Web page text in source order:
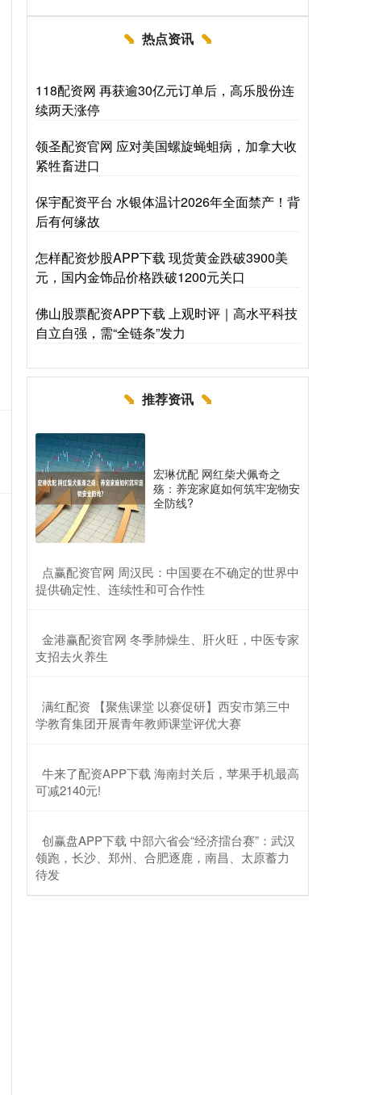
热点资讯
118配资网 再获逾30亿元订单后，高乐股份连
续两天涨停
领圣配资官网 应对美国螺旋蝇蛆病，加拿大收
紧牲畜进口
保宇配资平台 水银体温计2026年全面禁产！背
后有何缘故
怎样配资炒股APP下载 现货黄金跌破3900美
元，国内金饰品价格跌破1200元关口
佛山股票配资APP下载 上观时评｜高水平科技
自立自强，需“全链条”发力
推荐资讯
宏琳优配 网红柴犬佩奇之
殇：养宠家庭如何筑牢宠物安
全防线?
​点赢配资官网 周汉民：中国要在不确定的世界中
提供确定性、连续性和可合作性
​金港赢配资官网 冬季肺燥生、肝火旺，中医专家
支招去火养生
​满红配资 【聚焦课堂 以赛促研】西安市第三中
学教育集团开展青年教师课堂评优大赛
​牛来了配资APP下载 海南封关后，苹果手机最高
可减2140元!
​创赢盘APP下载 中部六省会“经济擂台赛”：武汉
领跑，长沙、郑州、合肥逐鹿，南昌、太原蓄力
待发